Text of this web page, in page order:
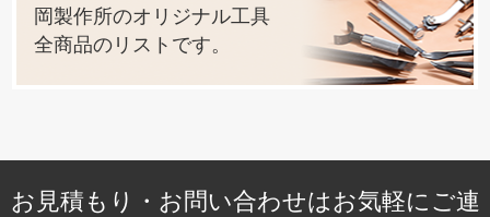
岡製作所のオリジナル工具
全商品のリストです。
お見積もり・お問い合わせはお気軽にご連